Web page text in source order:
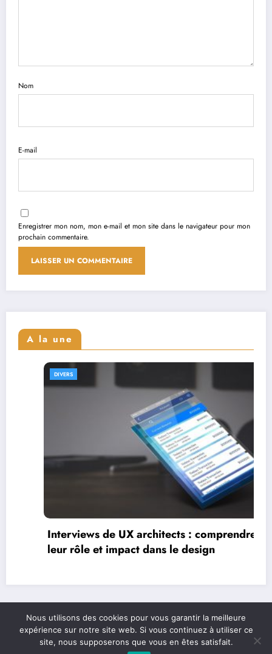
Nom
E-mail
Enregistrer mon nom, mon e-mail et mon site dans le navigateur pour mon
prochain commentaire.
A la une
architects : comprendre
dans le design
Interviews de
leur parcours et
Nous utilisons des cookies pour vous garantir la meilleure
expérience sur notre site web. Si vous continuez à utiliser ce
site, nous supposerons que vous en êtes satisfait.